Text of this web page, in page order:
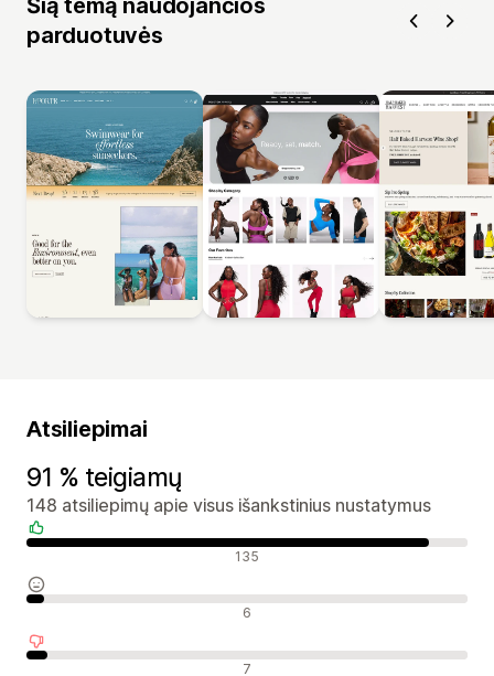
Šią temą naudojančios
parduotuvės
Atsiliepimai
91 % teigiamų
148 atsiliepimų apie visus išankstinius nustatymus
Teigiami atsiliepimai 135
Neutralūs atsiliepimai 6
Neigiami atsiliepimai 7